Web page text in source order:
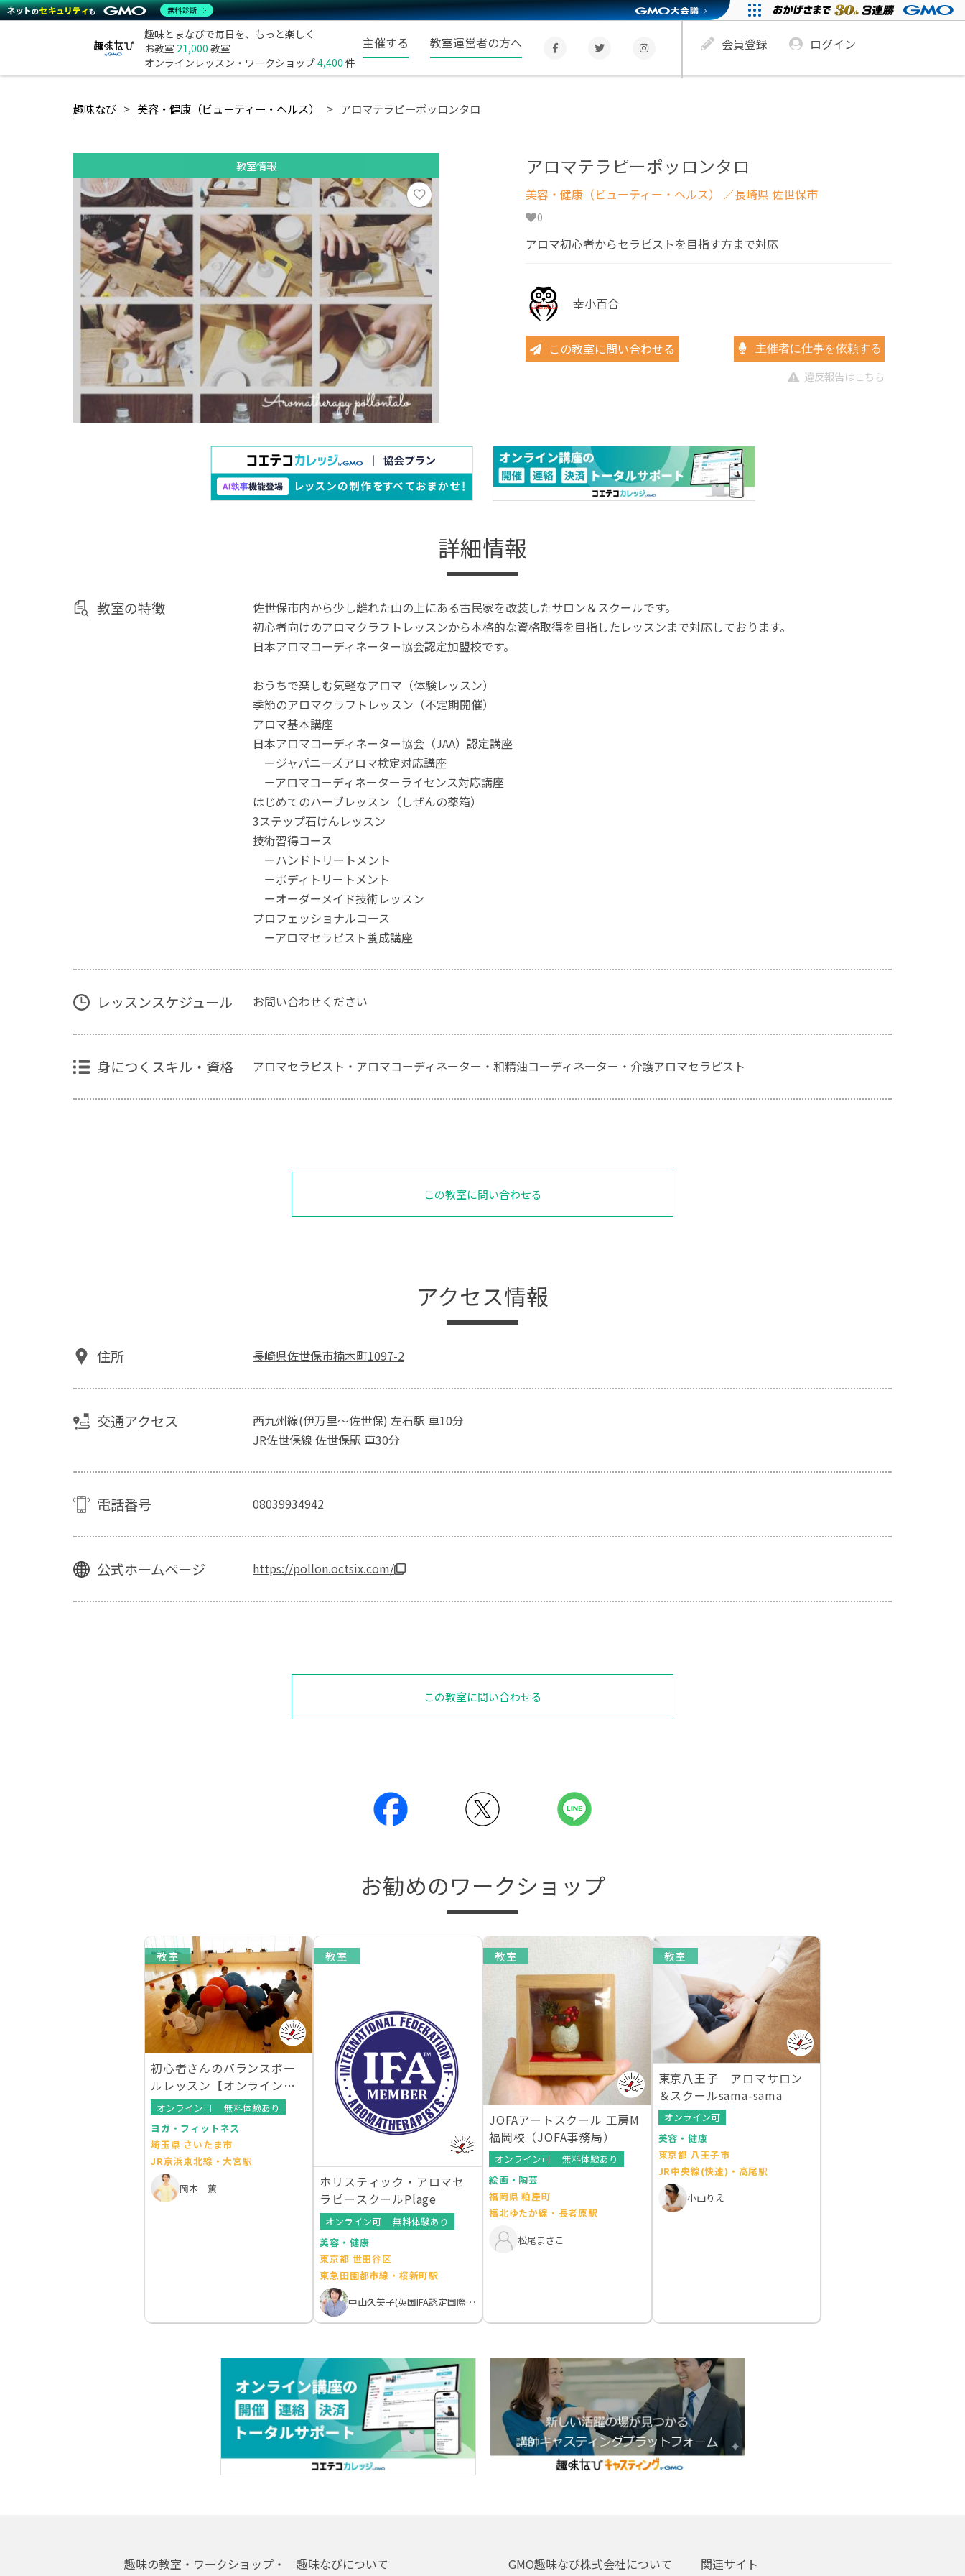
趣味とまなびで毎日を、もっと楽しく
お教室 21,000 教室
オンラインレッスン・ワークショップ4,400 件
主催する 教室運営者の方へ 会員登録 ログイン
趣味なび 美容・健康（ビューティー・ヘルス） アロマテラピーポッロンタロ
教室情報 アロマテラピーポッロンタロ
美容・健康（ビューティー・ヘルス） ／長崎県 佐世保市
0
アロマ初心者からセラピストを目指す方まで対応
幸小百合
この教室に問い合わせる 主催者に仕事を依頼する
違反報告はこちら
詳細情報
教室の特徴
佐世保市内から少し離れた山の上にある古民家を改装したサロン＆スクールです。
初心者向けのアロマクラフトレッスンから本格的な資格取得を目指したレッスンまで対応しております。
日本アロマコーディネーター協会認定加盟校です。
おうちで楽しむ気軽なアロマ（体験レッスン）
季節のアロマクラフトレッスン（不定期開催）
アロマ基本講座
日本アロマコーディネーター協会（JAA）認定講座
ージャパニーズアロマ検定対応講座
ーアロマコーディネーターライセンス対応講座
はじめてのハーブレッスン（しぜんの薬箱）
3ステップ石けんレッスン
技術習得コース
ーハンドトリートメント
ーボディトリートメント
ーオーダーメイド技術レッスン
プロフェッショナルコース
ーアロマセラピスト養成講座
レッスンスケジュール お問い合わせください
身につくスキル・資格 アロマセラピスト・アロマコーディネーター・和精油コーディネーター・介護アロマセラピスト
この教室に問い合わせる
アクセス情報
住所 長崎県佐世保市楠木町1097-2
交通アクセス
西九州線(伊万里～佐世保) 左石駅 車10分
JR佐世保線 佐世保駅 車30分
電話番号 08039934942
公式ホームページ https://pollon.octsix.com/
この教室に問い合わせる
お勧めのワークショップ
教室
初心者さんのバランスボー
ルレッスン【オンラインレ
ッスンあり】
オンライン可
無料体験あり
ヨガ・フィットネス
埼玉県 さいたま市
JR京浜東北線・大宮駅
岡本 薫
教室
ホリスティック・アロマセ
ラピースクールPlage
オンライン可
無料体験あり
美容・健康
東京都 世田谷区
東急田園都市線・桜新町駅
中山久美子(英国IFA認定国際アロマテラピスト）
教室
JOFAアートスクール 工房M
福岡校（JOFA事務局）
オンライン可
無料体験あり
絵画・陶芸
福岡県 粕屋町
福北ゆたか線・長者原駅
松尾まさこ
教室
東京八王子 アロマサロン
＆スクールsama-sama
オンライン可
美容・健康
東京都 八王子市
JR中央線(快速)・高尾駅
小山りえ
趣味の教室・ワークショップ・
趣味なびについて GMO趣味なび株式会社について 関連サイト
無料診断